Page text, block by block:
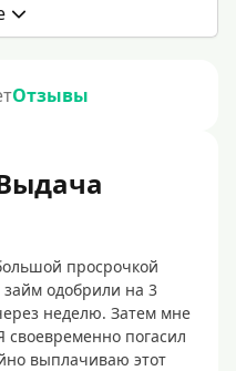
Отзывы
просрочкой
одобрили на 3
неделю. Затем мне
своевременно погасил
выплачиваю этот